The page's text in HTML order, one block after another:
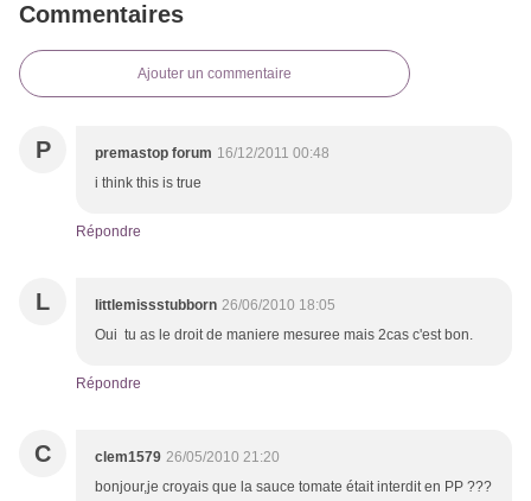
Commentaires
Ajouter un commentaire
P premastop forum 16/12/2011 00:48
i think this is true
Répondre
L littlemissstubborn 26/06/2010 18:05
Oui tu as le droit de maniere mesuree mais 2cas c'est bon.
Répondre
C clem1579 26/05/2010 21:20
bonjour,je croyais que la sauce tomate était interdit en PP ???